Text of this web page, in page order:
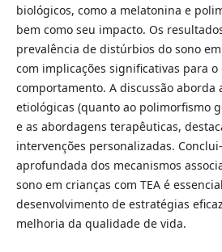
biológicos, como a melatonina e
bem como seu impacto. Os
prevalência de distúrbios do sono em
com implicações significativas para
comportamento. A discussão aborda
etiológicas (quanto ao polimorfismo
e as abordagens terapêuticas,
intervenções personalizadas.
aprofundada dos mecanismos
sono em crianças com TEA é
desenvolvimento de estratégias
melhoria da qualidade de vida.